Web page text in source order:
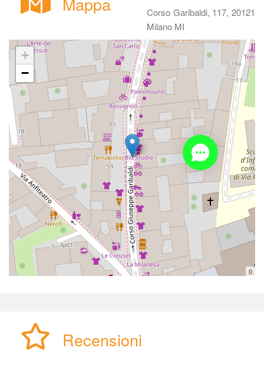
Corso Garibaldi, 117, 20121
Milano MI
+
−
0
Recensioni